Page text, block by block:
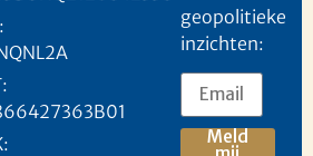
geopolitieke
inzichten:
Meld